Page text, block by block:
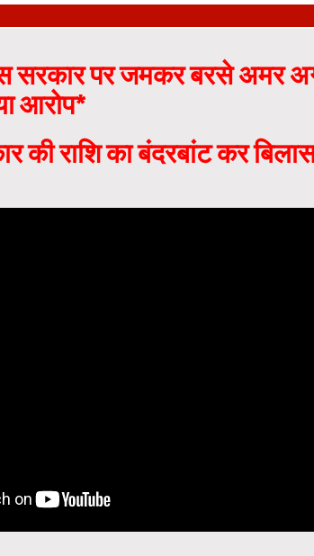
सरकार पर जमकर बरसे अमर
आरोप*
की राशि का बंदरबांट कर